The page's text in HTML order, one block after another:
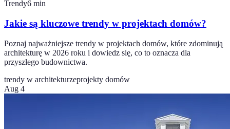
Trendy6 min
Jakie są kluczowe trendy w projektach domów?
Poznaj najważniejsze trendy w projektach domów, które zdominują
architekturę w 2026 roku i dowiedz się, co to oznacza dla
przyszłego budownictwa.
trendy w architekturzeprojekty domów
Aug 4